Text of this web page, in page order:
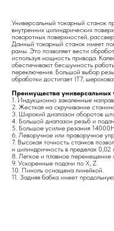
Универсальный токарный станок
внутренних цилиндрических
поворотных поверхностей,
Данный токарный станок имеет
рамы. Это позволяет вести
используя мощность привода.
обеспечивают бесшумность
переключения. Большой выбор
обработки достигает IT7,
Преимущества универсальных
1. Индукционно закаленные
2. Жесткая на скручивание
3. Широкий диапазон оборотов
4. Большой диапазон резьб и
5. Большое усилие резания
6. Леворучное или праворучное
7. Высокая точность станков
и цилиндричность в пределах
8. Легкое и плавное перемещение
9. Ускоренные подачи по Х, Z.
10. Пиноль оснащена линейкой.
11. Задняя бабка имеет